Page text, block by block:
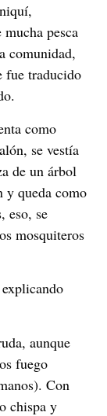
pesca
comunidad,
fue traducido
como
se vestía
de un árbol
y queda como
eso, se
mosquiteros
aunque
fuego
Con
chispa y